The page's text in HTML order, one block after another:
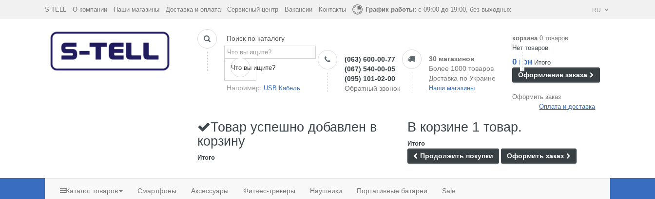
S-TELL О компании Наши магазины Доставка и оплата Сервисный центр Вакансии Контакты График работы: с 09:00 до 19:00, без выходных RU
Поиск по каталогу
Что вы ищите?
Например: USB Кабель
(063) 600-00-77
(067) 540-00-05
(095) 101-02-00
Обратный звонок
30 магазинов
Более 1000 товаров
Доставка по Украине
Наши магазины
корзина 0 товаров
Нет товаров
0 грн Итого
Оформление заказа
Оформить заказ
Оплата и доставка
Товар успешно добавлен в
корзину
Итого
В корзине 1 товар.
Итого
Продолжить покупки Оформить заказ
Каталог товаров Смартфоны Аксессуары Фитнес-трекеры Наушники Портативные батареи Sale